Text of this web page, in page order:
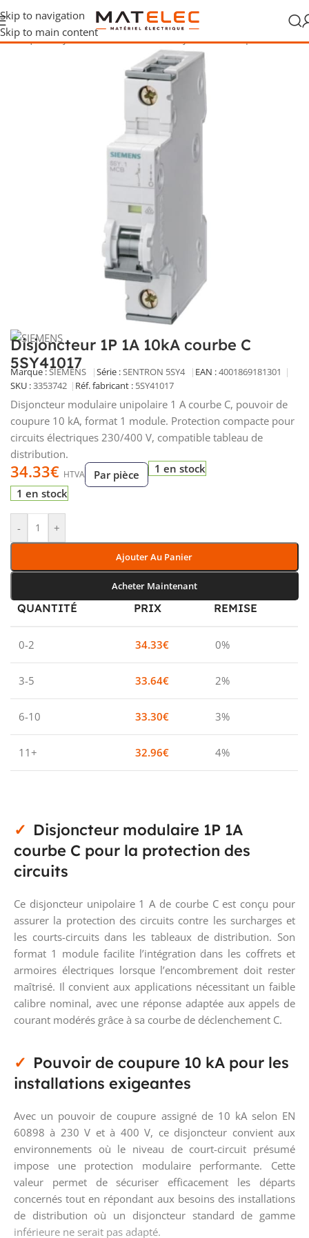
Skip to navigation
Skip to main content
/Disjoncteurs modulaires/Disjoncteurs unipolaires,1P
Disjoncteur 1P 1A 10kA courbe C
5SY41017
Marque :SIEMENS Série :SENTRON 5SY4 EAN :4001869181301
SKU :3353742 Réf. fabricant : 5SY41017
Disjoncteur modulaire unipolaire 1 A courbe C, pouvoir de
coupure 10 kA, format 1 module. Protection compacte pour
circuits électriques 230/400 V, compatible tableau de
distribution.
34.33€ HTVA Par pièce
1 en stock
1 en stock
- +
Ajouter Au Panier
Acheter Maintenant
QUANTITÉ PRIX REMISE
0-2 34.33€ 0%
3-5 33.64€ 2%
6-10 33.30€ 3%
11+ 32.96€ 4%
Disjoncteur modulaire 1P 1A
courbe C pour la protection des
circuits
Ce disjoncteur unipolaire 1 A de courbe C est conçu pour
assurer la protection des circuits contre les surcharges et
les courts-circuits dans les tableaux de distribution. Son
format 1 module facilite l’intégration dans les coffrets et
armoires électriques lorsque l’encombrement doit rester
maîtrisé. Il convient aux applications nécessitant un faible
calibre nominal, avec une réponse adaptée aux appels de
courant modérés grâce à sa courbe de déclenchement C.
Pouvoir de coupure 10 kA pour les
installations exigeantes
Avec un pouvoir de coupure assigné de 10 kA selon EN
60898 à 230 V et à 400 V, ce disjoncteur convient aux
environnements où le niveau de court-circuit présumé
impose une protection modulaire performante. Cette
valeur permet de sécuriser efficacement les départs
concernés tout en répondant aux besoins des installations
de distribution où un disjoncteur standard de gamme
inférieure ne serait pas adapté.